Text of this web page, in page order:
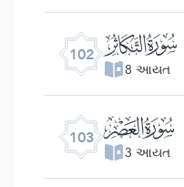
102 ﰓ
8 આયત
103 ﰔ
3 આયત